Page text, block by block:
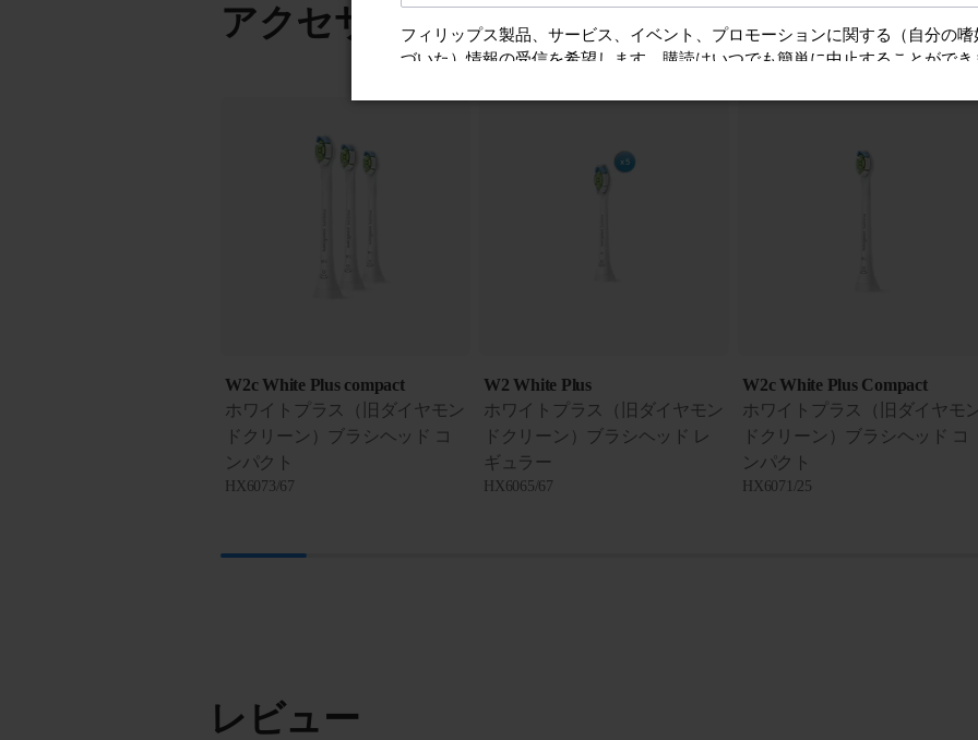
アクセサリー
W2c White Plus compact
ホワイトプラス（旧ダイヤモン
ドクリーン）ブラシヘッド コ
ンパクト
HX6073/67
W2 White Plus
ホワイトプラス（旧ダイヤモン
ドクリーン）ブラシヘッド レ
ギュラー
HX6065/67
W2c White Plus Compact
ホワイトプラス（旧ダイヤモ
ドクリーン）ブラシヘッド コ
ンパクト
HX6071/25
レビュー